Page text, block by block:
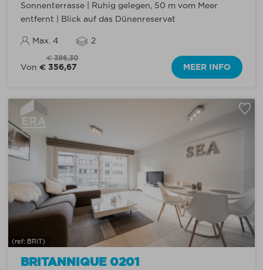
Sonnenterrasse | Ruhig gelegen, 50 m vom Meer
entfernt | Blick auf das Dünenreservat
Max. 4 2
€ 396,30
Von € 356,67 MEER INFO
BRITANNIQUE 0201
(ref: BRIT)